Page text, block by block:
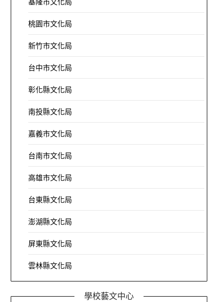
桃園市文化局
新竹市文化局
台中市文化局
彰化縣文化局
南投縣文化局
嘉義市文化局
台南市文化局
高雄市文化局
台東縣文化局
澎湖縣文化局
屏東縣文化局
雲林縣文化局
學校藝文中心